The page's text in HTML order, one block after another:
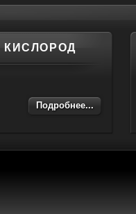
КИСЛОРОД
Подробнее...